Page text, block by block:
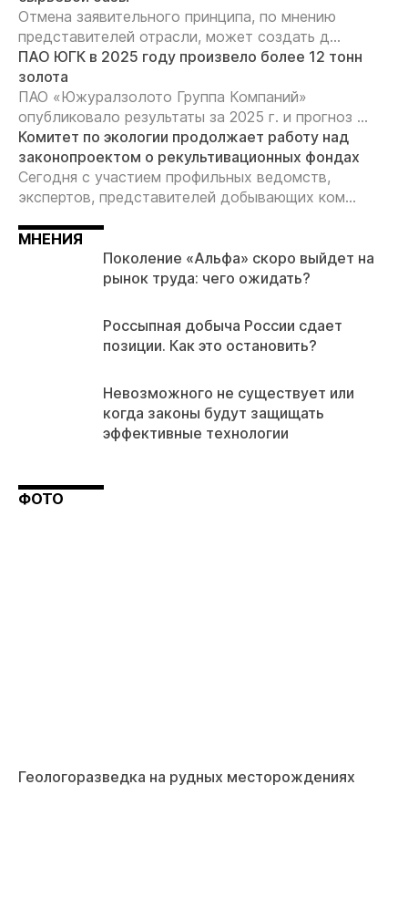
Отмена заявительного принципа, по мнению
представителей отрасли, может создать д...
ПАО ЮГК в 2025 году произвело более 12 тонн
золота
ПАО «Южуралзолото Группа Компаний»
опубликовало результаты за 2025 г. и прогноз ...
Комитет по экологии продолжает работу над
законопроектом о рекультивационных фондах
Сегодня с участием профильных ведомств,
экспертов, представителей добывающих ком...
МНЕНИЯ
Поколение «Альфа» скоро выйдет на
рынок труда: чего ожидать?
Россыпная добыча России сдает
позиции. Как это остановить?
Невозможного не существует или
когда законы будут защищать
эффективные технологии
ФОТО
Геологоразведка на рудных месторождениях